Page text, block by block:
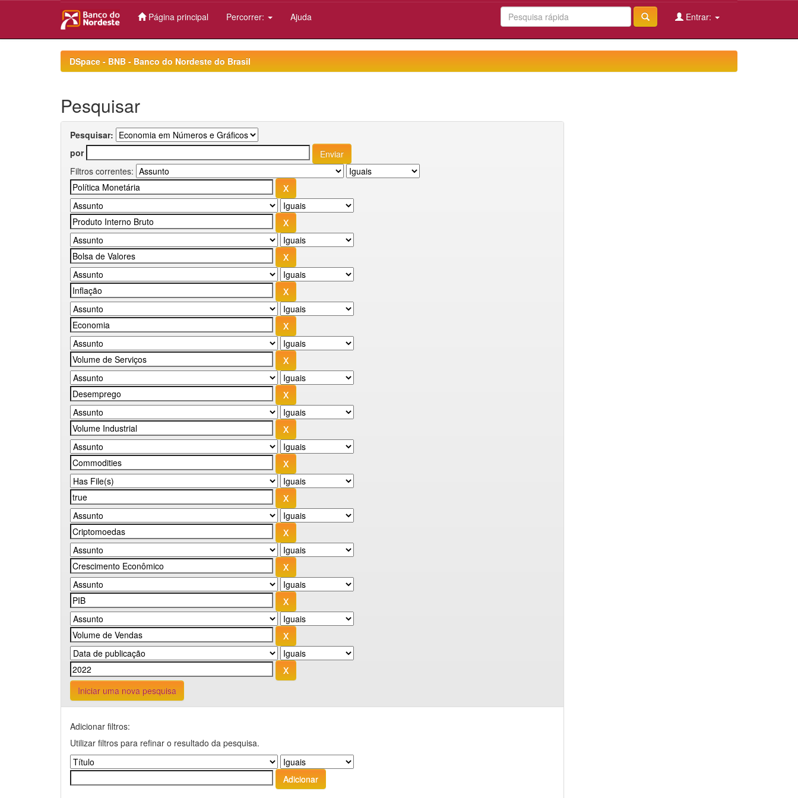
Página principal Percorrer: Ajuda Entrar:
DSpace - BNB - Banco do Nordeste do Brasil
Pesquisar
Pesquisar:
por
Filtros correntes:
Iniciar uma nova pesquisa
Adicionar filtros:
Utilizar filtros para refinar o resultado da pesquisa.